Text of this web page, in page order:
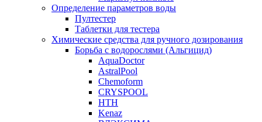
Определение параметров воды
Пултестер
Таблетки для тестера
Химические средства для ручного дозирования
Борьба с водорослями (Альгицид)
AquaDoctor
AstralPool
Chemoform
CRYSPOOL
HTH
Kenaz